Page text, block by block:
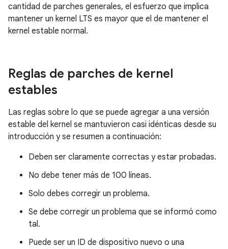
cantidad de parches generales, el esfuerzo que implica
mantener un kernel LTS es mayor que el de mantener el
kernel estable normal.
Reglas de parches de kernel
estables
Las reglas sobre lo que se puede agregar a una versión
estable del kernel se mantuvieron casi idénticas desde su
introducción y se resumen a continuación:
Deben ser claramente correctas y estar probadas.
No debe tener más de 100 líneas.
Solo debes corregir un problema.
Se debe corregir un problema que se informó como
tal.
Puede ser un ID de dispositivo nuevo o una